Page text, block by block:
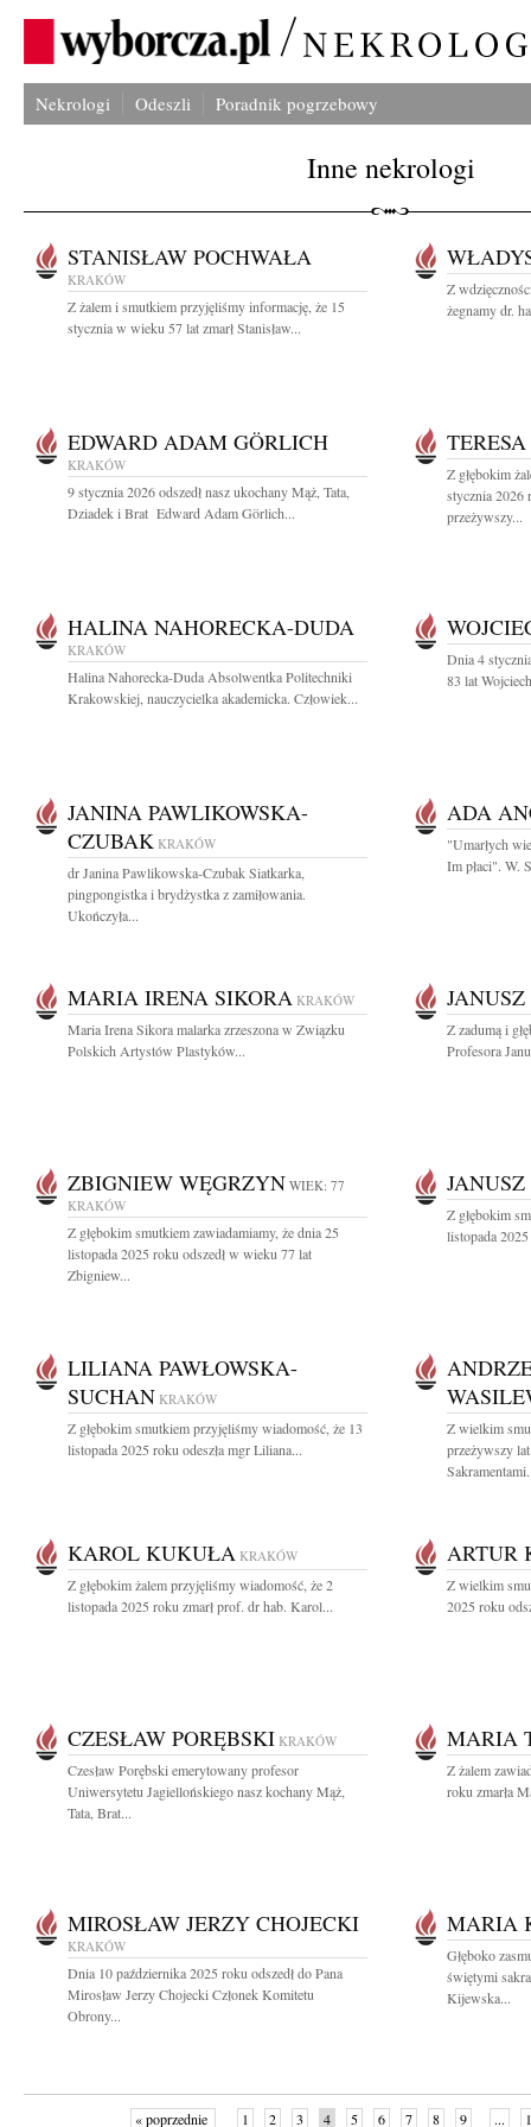
Nekrologi Odeszli Poradnik pogrzebowy
Inne nekrologi
STANISŁAW POCHWAŁA
KRAKÓW
Z żalem i smutkiem przyjęliśmy informację, że 15
stycznia w wieku 57 lat zmarł Stanisław...
Z
żegnamy dr.
EDWARD ADAM GÖRLICH
KRAKÓW
9 stycznia 2026 odszedł nasz ukochany Mąż, Tata,
Dziadek i Brat Edward Adam Görlich...
Z głębokim
stycznia 2026
przeżywszy...
HALINA NAHORECKA-DUDA
KRAKÓW
Halina Nahorecka-Duda Absolwentka Politechniki
Krakowskiej, nauczycielka akademicka. Człowiek...
Dnia 4
83 lat
JANINA PAWLIKOWSKA-
CZUBAK KRAKÓW
dr Janina Pawlikowska-Czubak Siatkarka,
pingpongistka i brydżystka z zamiłowania.
Ukończyła...
ADA
"Umarłych
Im płaci". W.
MARIA IRENA SIKORA KRAKÓW
Maria Irena Sikora malarka zrzeszona w Związku
Polskich Artystów Plastyków...
Z zadumą i
Profesora
ZBIGNIEW WĘGRZYN WIEK: 77
KRAKÓW
Z głębokim smutkiem zawiadamiamy, że dnia 25
listopada 2025 roku odszedł w wieku 77 lat
Zbigniew...
Z głębokim
listopada
LILIANA PAWŁOWSKA-
SUCHAN KRAKÓW
Z głębokim smutkiem przyjęliśmy wiadomość, że 13
listopada 2025 roku odeszła mgr Liliana...
Z wielkim
przeżywszy
KAROL KUKUŁA KRAKÓW
Z głębokim żalem przyjęliśmy wiadomość, że 2
listopada 2025 roku zmarł prof. dr hab. Karol...
ARTUR
Z wielkim
2025 roku
CZESŁAW PORĘBSKI KRAKÓW
Czesław Porębski emerytowany profesor
Uniwersytetu Jagiellońskiego nasz kochany Mąż,
Tata, Brat...
MARIA
Z żalem
roku zmarła
MIROSŁAW JERZY CHOJECKI
KRAKÓW
Dnia 10 października 2025 roku odszedł do Pana
Mirosław Jerzy Chojecki Członek Komitetu
Obrony...
MARIA
Głęboko
świętymi
Kijewska...
« poprzednie 1 2 3 4 5 6 7 8 9 ...